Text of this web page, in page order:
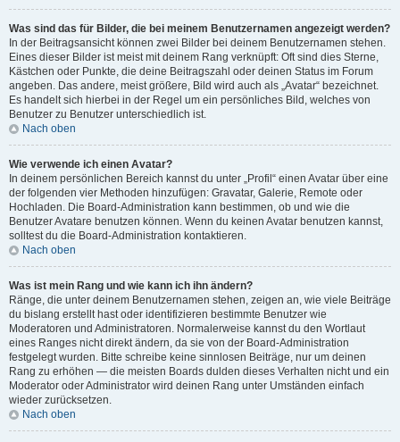
Was sind das für Bilder, die bei meinem Benutzernamen angezeigt werden?
In der Beitragsansicht können zwei Bilder bei deinem Benutzernamen stehen.
Eines dieser Bilder ist meist mit deinem Rang verknüpft: Oft sind dies Sterne,
Kästchen oder Punkte, die deine Beitragszahl oder deinen Status im Forum
angeben. Das andere, meist größere, Bild wird auch als „Avatar“ bezeichnet.
Es handelt sich hierbei in der Regel um ein persönliches Bild, welches von
Benutzer zu Benutzer unterschiedlich ist.
Nach oben
Wie verwende ich einen Avatar?
In deinem persönlichen Bereich kannst du unter „Profil“ einen Avatar über eine
der folgenden vier Methoden hinzufügen: Gravatar, Galerie, Remote oder
Hochladen. Die Board-Administration kann bestimmen, ob und wie die
Benutzer Avatare benutzen können. Wenn du keinen Avatar benutzen kannst,
solltest du die Board-Administration kontaktieren.
Nach oben
Was ist mein Rang und wie kann ich ihn ändern?
Ränge, die unter deinem Benutzernamen stehen, zeigen an, wie viele Beiträge
du bislang erstellt hast oder identifizieren bestimmte Benutzer wie
Moderatoren und Administratoren. Normalerweise kannst du den Wortlaut
eines Ranges nicht direkt ändern, da sie von der Board-Administration
festgelegt wurden. Bitte schreibe keine sinnlosen Beiträge, nur um deinen
Rang zu erhöhen — die meisten Boards dulden dieses Verhalten nicht und ein
Moderator oder Administrator wird deinen Rang unter Umständen einfach
wieder zurücksetzen.
Nach oben